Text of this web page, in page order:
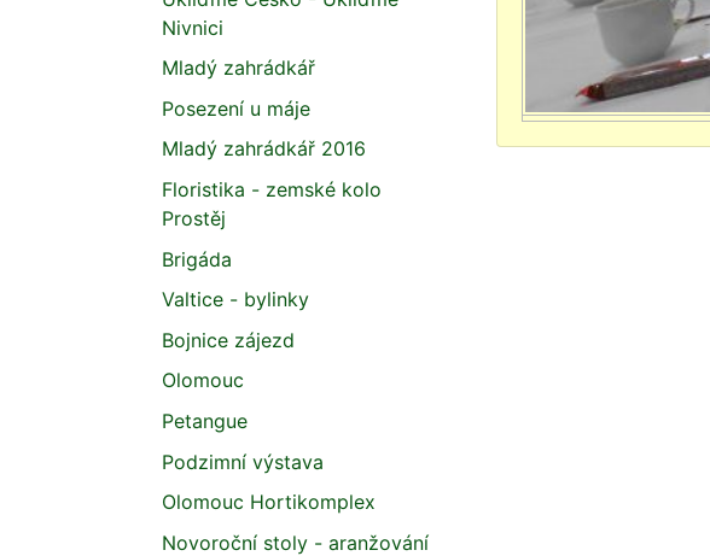
Nivnici
Mladý zahrádkář
Posezení u máje
Mladý zahrádkář 2016
Floristika - zemské kolo
Prostěj
Brigáda
Valtice - bylinky
Bojnice zájezd
Olomouc
Petangue
Podzimní výstava
Olomouc Hortikomplex
Novoroční stoly - aranžování